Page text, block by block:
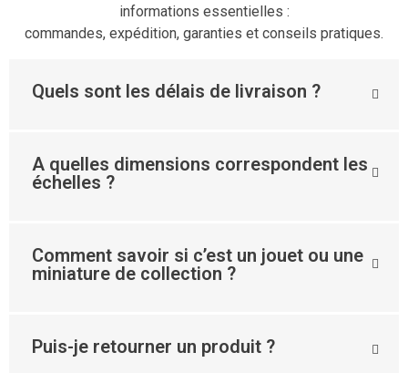
informations essentielles :
commandes, expédition, garanties et conseils pratiques.
Quels sont les délais de livraison ?
A quelles dimensions correspondent les
échelles ?
Comment savoir si c’est un jouet ou une
miniature de collection ?
Puis-je retourner un produit ?